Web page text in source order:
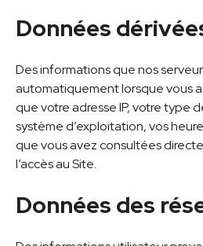
Données
Des informations que nos
automatiquement lorsque vous
que votre adresse IP, votre type
système d’exploitation, vos
que vous avez consultées
l’accès au Site.
Données des